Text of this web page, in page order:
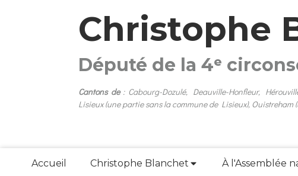
Christophe
Député de la 4ᵉ
Cantons de : Cabourg-Dozulé, Deauville-Honfleur,
Lisieux (une partie sans la commune de Lisieux),
Accueil Christophe Blanchet À l'Assemblée